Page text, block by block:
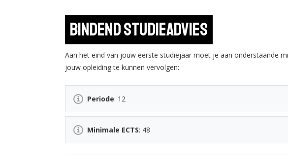
Bindend studieadvies
Aan het eind van jouw eerste studiejaar moet je aan onderstaande
jouw opleiding te kunnen vervolgen:
Periode: 12
Minimale ECTS: 48